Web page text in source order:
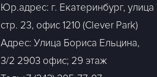
Юр.адрес: г. Екатеринбург, улица
стр. 23, офис 1210 (Clever Park)
Адрес: Улица Бориса Ельцина,
3/2 2903 офис; 29 этаж